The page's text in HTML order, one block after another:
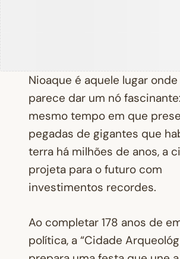
Nioaque é aquele lugar
parece dar um nó
mesmo tempo em que
pegadas de gigantes que
terra há milhões de anos, a
projeta para o futuro com
investimentos recordes.
Ao completar 178 anos de
política, a “Cidade